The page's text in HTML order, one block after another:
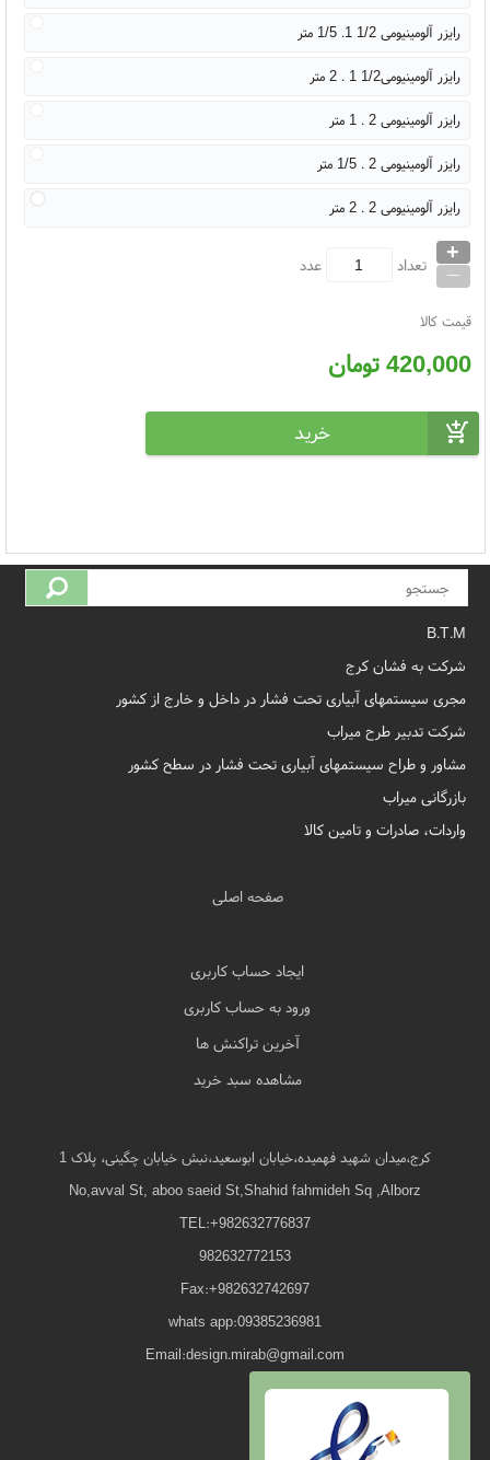
رایزر آلومینیومی 1/2 1. 1/5 متر
رایزر آلومینیومی1/2 1 . 2 متر
رایزر آلومینیومی 2 . 1 متر
رایزر آلومینیومی 2 . 1/5 متر
رایزر آلومینیومی 2 . 2 متر
تعداد +
_ عدد
قیمت کالا
420,000تومان
B.T.M
شرکت به فشان کرج
مجری سیستمهای آبیاری تحت فشار در داخل و خارج از کشور
شرکت تدبیر طرح میراب
مشاور و طراح سیستمهای آبیاری تحت فشار در سطح کشور
بازرگانی میراب
واردات، صادرات و تامین کالا
صفحه اصلی
ایجاد حساب کاربری
ورود به حساب کاربری
آخرین تراکنش ها
مشاهده سبد خرید
کرج،میدان شهید فهمیده،خیابان ابوسعید،نبش خیابان چگینی، پلاک 1
No,avval St, aboo saeid St,Shahid fahmideh Sq ,Alborz
TEL:+982632776837
982632772153
Fax:+982632742697
whats app:09385236981
Email:design.mirab@gmail.com